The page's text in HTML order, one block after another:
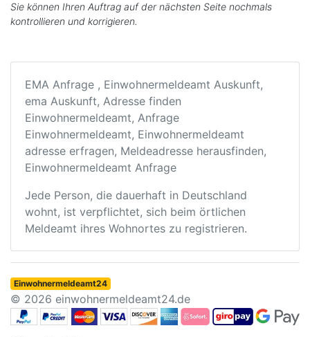
Sie können Ihren Auftrag auf der nächsten Seite nochmals
kontrollieren und korrigieren.
EMA Anfrage , Einwohnermeldeamt Auskunft,
ema Auskunft, Adresse finden
Einwohnermeldeamt, Anfrage
Einwohnermeldeamt, Einwohnermeldeamt
adresse erfragen, Meldeadresse herausfinden,
Einwohnermeldeamt Anfrage
Jede Person, die dauerhaft in Deutschland
wohnt, ist verpflichtet, sich beim örtlichen
Meldeamt ihres Wohnortes zu registrieren.
Einwohnermeldeamt24
© 2026 einwohnermeldeamt24.de